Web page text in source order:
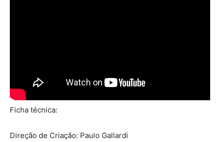
Ficha técnica:
Direção de Criação: Paulo Gallardi